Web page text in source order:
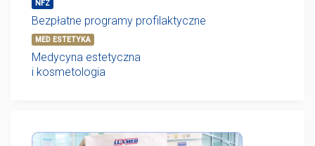
NFZ
Bezpłatne programy profilaktyczne
MED ESTETYKA
Medycyna estetyczna
i kosmetologia